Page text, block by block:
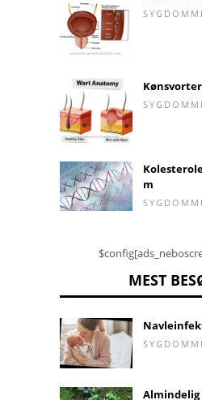
Kønsvorter
m
MEST
Almindelig